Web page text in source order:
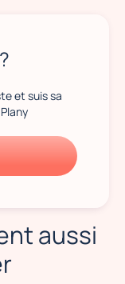
et suis sa
aussi